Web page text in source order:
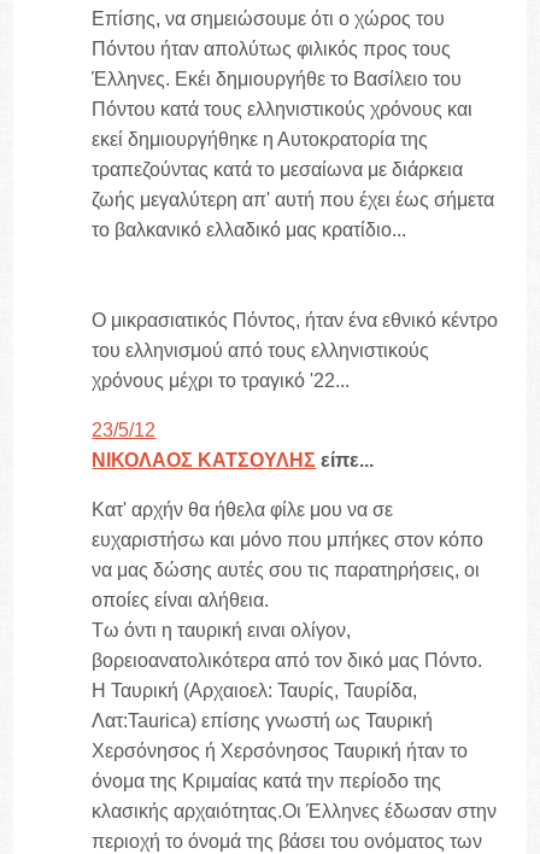
Eπίσης, να σημειώσουμε ότι ο χώρος του
Πόντου ήταν απολύτως φιλικός προς τους
Έλληνες. Εκέι δημιουργήθε το Βασίλειο του
Πόντου κατά τους ελληνιστικούς χρόνους και
εκεί δημιουργήθηκε η Αυτοκρατορία της
τραπεζούντας κατά το μεσαίωνα με διάρκεια
ζωής μεγαλύτερη απ' αυτή που έχει έως σήμετα
το βαλκανικό ελλαδικό μας κρατίδιο...
Ο μικρασιατικός Πόντος, ήταν ένα εθνικό κέντρο
του ελληνισμού από τους ελληνιστικούς
χρόνους μέχρι το τραγικό '22...
23/5/12
ΝΙΚΟΛΑΟΣ ΚΑΤΣΟΥΛΗΣ είπε...
Κατ' αρχήν θα ήθελα φίλε μου να σε
ευχαριστήσω και μόνο που μπήκες στον κόπο
να μας δώσης αυτές σου τις παρατηρήσεις, οι
οποίες είναι αλήθεια.
Τω όντι η ταυρική ειναι ολίγον,
βορειοανατολικότερα από τον δικό μας Πόντο.
Η Ταυρική (Αρχαιοελ: Ταυρίς, Ταυρίδα,
Λατ:Taurica) επίσης γνωστή ως Ταυρική
Χερσόνησος ή Χερσόνησος Ταυρική ήταν το
όνομα της Κριμαίας κατά την περίοδο της
κλασικής αρχαιότητας.Οι Έλληνες έδωσαν στην
περιοχή το όνομά της βάσει του ονόματος των